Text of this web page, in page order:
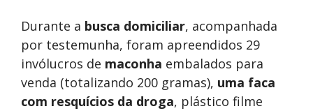
Durante a busca domiciliar, acompanhada
por testemunha, foram apreendidos 29
invólucros de maconha embalados para
venda (totalizando 200 gramas), uma faca
com resquícios da droga, plástico filme